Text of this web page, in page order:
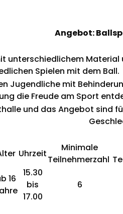
Angebot:
unterschiedlichem
Spielen mit dem Ball.
Jugendliche mit
die Freude am Sport
und das Angebot
Uhrzeit
Minimale
Teilnehmerzahl
16
15.30
bis
17.00
6